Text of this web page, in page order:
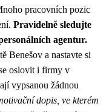
pracovních pozic
Pravidelně sledujte
agentur.
Benešov a nastavte si
oslovit i firmy v
vypsanou žádnou
dopis, ve kterém